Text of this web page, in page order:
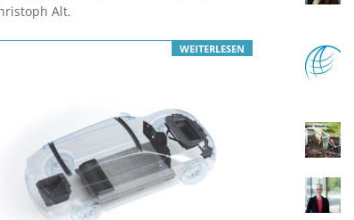
Alt.
WEITERLESEN